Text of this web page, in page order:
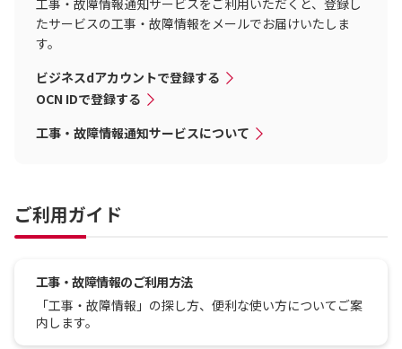
工事・故障情報通知サービスをご利用いただくと、登録し
たサービスの工事・故障情報をメールでお届けいたしま
す。
ビジネスdアカウントで登録する
OCN IDで登録する
工事・故障情報通知サービスについて
ご利用ガイド
工事・故障情報のご利用方法
「工事・故障情報」の探し方、便利な使い方についてご案
内します。